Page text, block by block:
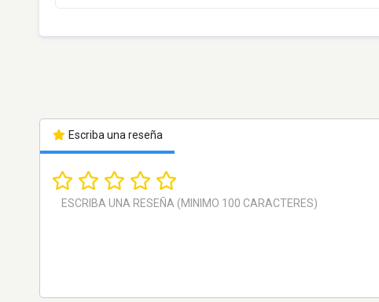
Escriba una reseña